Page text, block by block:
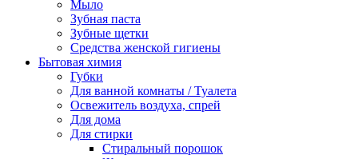
Мыло
Зубная паста
Зубные щетки
Средства женской гигиены
Бытовая химия
Губки
Для ванной комнаты / Туалета
Освежитель воздуха, спрей
Для дома
Для стирки
Стиральный порошок